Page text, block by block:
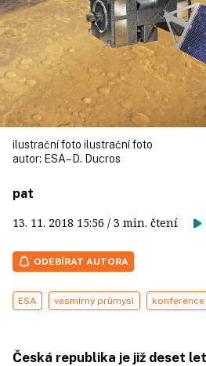
ilustrační foto ilustrační foto
autor: ESA–D. Ducros
pat
13. 11. 2018 15:56 / 3 min. čtení
ODEBÍRAT AUTORA
ESA vesmírný průmysl konference
Česká republika je již deset